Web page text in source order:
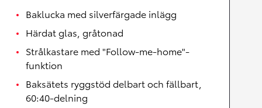
Baklucka med silverfärgade inlägg
Härdat glas, gråtonad
Strålkastare med "Follow-me-home"-
funktion
Baksätets ryggstöd delbart och fällbart,
60:40-delning